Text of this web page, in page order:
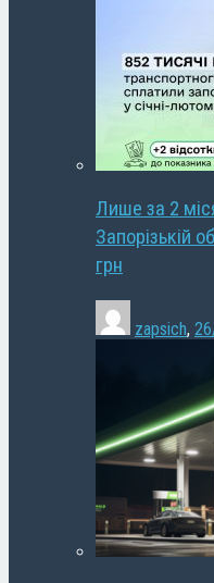
Лише за 2
Запорізькій
грн
zapsich,